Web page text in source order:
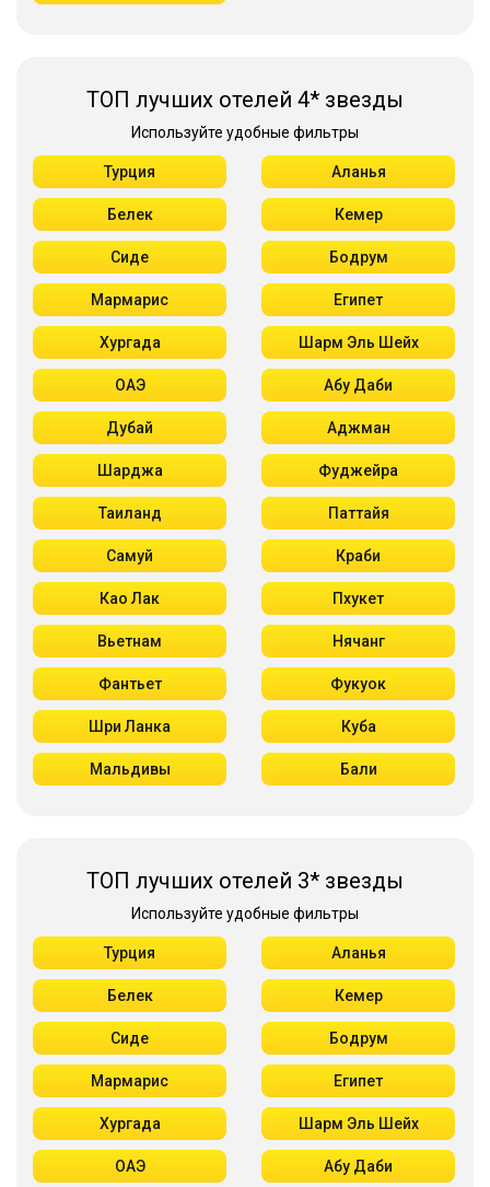
ТОП лучших отелей 4* звезды
Используйте удобные фильтры
Турция Аланья
Белек Кемер
Сиде Бодрум
Мармарис Египет
Хургада Шарм Эль Шейх
ОАЭ Абу Даби
Дубай Аджман
Шарджа Фуджейра
Таиланд Паттайя
Самуй Краби
Као Лак Пхукет
Вьетнам Нячанг
Фантьет Фукуок
Шри Ланка Куба
Мальдивы Бали
ТОП лучших отелей 3* звезды
Используйте удобные фильтры
Турция Аланья
Белек Кемер
Сиде Бодрум
Мармарис Египет
Хургада Шарм Эль Шейх
ОАЭ Абу Даби